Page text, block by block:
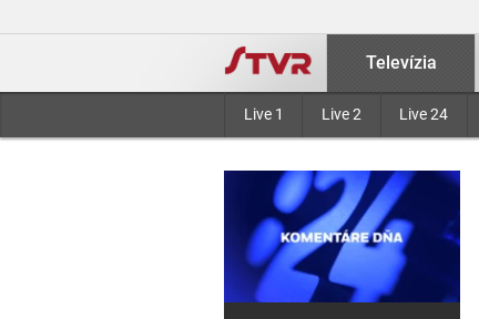
Televízia
Live 1 Live 2 Live 24